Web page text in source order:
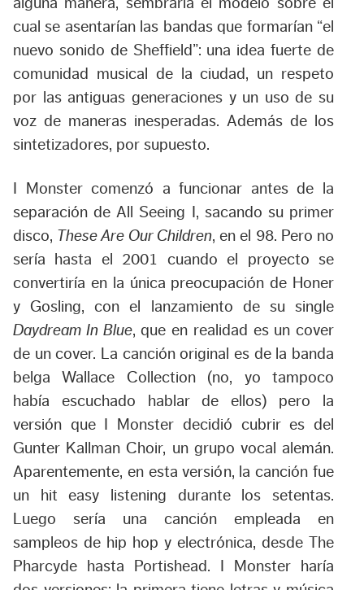
cual se asentarían las bandas que formarían “el
nuevo sonido de Sheffield”: una idea fuerte de
comunidad musical de la ciudad, un respeto
por las antiguas generaciones y un uso de su
voz de maneras inesperadas. Además de los
sintetizadores, por supuesto.
I Monster comenzó a funcionar antes de la
separación de All Seeing I, sacando su primer
disco, These Are Our Children, en el 98. Pero no
sería hasta el 2001 cuando el proyecto se
convertiría en la única preocupación de Honer
y Gosling, con el lanzamiento de su single
Daydream In Blue, que en realidad es un cover
de un cover. La canción original es de la banda
belga Wallace Collection (no, yo tampoco
había escuchado hablar de ellos) pero la
versión que I Monster decidió cubrir es del
Gunter Kallman Choir, un grupo vocal alemán.
Aparentemente, en esta versión, la canción fue
un hit easy listening durante los setentas.
Luego sería una canción empleada en
sampleos de hip hop y electrónica, desde The
Pharcyde hasta Portishead. I Monster haría